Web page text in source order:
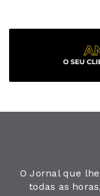
O Jornal que
todas as